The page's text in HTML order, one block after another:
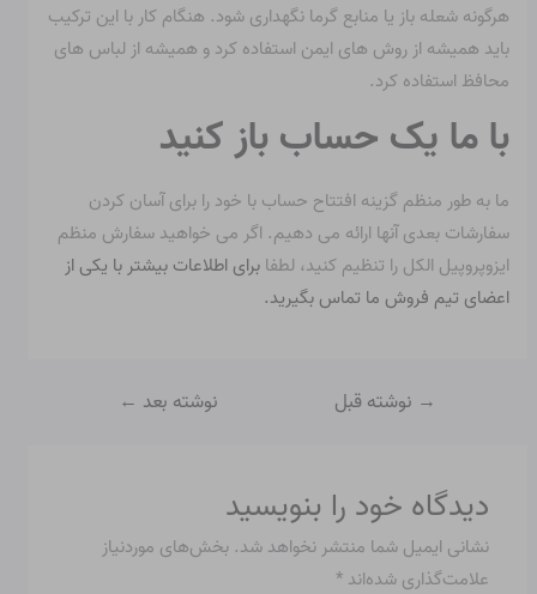
هرگونه شعله باز یا منابع گرما نگهداری شود. هنگام کار با این ترکیب
باید همیشه از روش های ایمن استفاده کرد و همیشه از لباس های
محافظ استفاده کرد.
با ما یک حساب باز کنید
ما به طور منظم گزینه افتتاح حساب با خود را برای آسان کردن
سفارشات بعدی آنها ارائه می دهیم. اگر می خواهید سفارش منظم
ایزوپروپیل الکل را تنظیم کنید، لطفابرای اطلاعات بیشتر با یکی از
اعضای تیم فروش ما تماس بگیرید.
→ نوشته قبل نوشته بعد ←
دیدگاه‌ خود را بنویسید
نشانی ایمیل شما منتشر نخواهد شد. بخش‌های موردنیاز
علامت‌گذاری شده‌اند*